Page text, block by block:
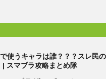
使うキャラは誰？？？スレ民の
| スマブラ攻略まとめ隊